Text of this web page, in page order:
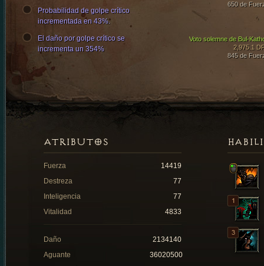
650 de
Voto solemne de Bul-
2,975.1
845 de
Probabilidad de golpe crítico
incrementada en 43%.
El daño por golpe crítico se
incrementa un 354%
ATRIBUTOS
Fuerza
14419
Destreza
77
Inteligencia
77
Vitalidad
4833
Daño
2134140
Aguante
36020500